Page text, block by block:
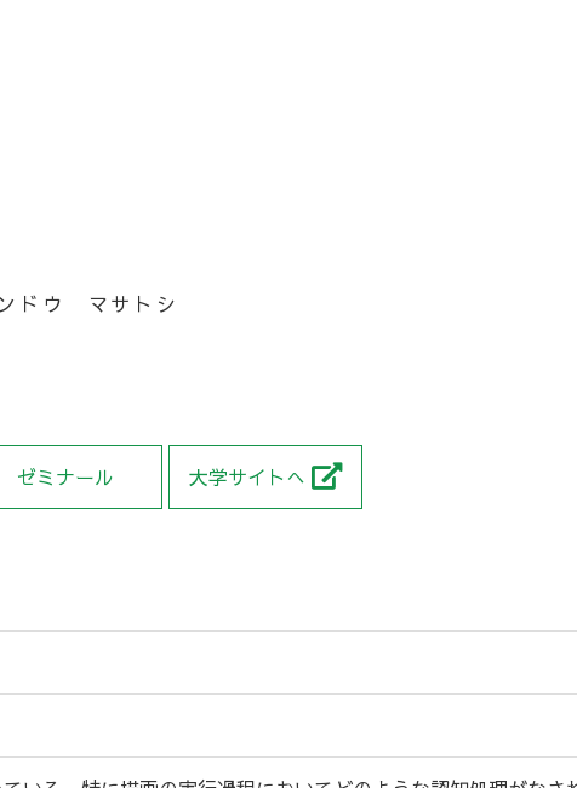
ドウ マサトシ
ゼミナール 大学サイトへ